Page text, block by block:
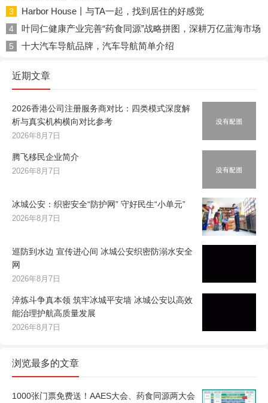
3 Harbor House丨与TA一起，找到居住的好感觉
4 叶同仁健康产业完善“药食同源”战略拼图，深耕万亿蓝海市场
5 十大汽车导航品牌，汽车导航简单介绍
近期文章
2026香港公司注册服务商对比：四类模式深度解
析与真实机构横向对比参考
2026年8月7日
腾飞移民企业简介
2026年8月7日
冰城公安：织密安全“防护网” 守好民生“小单元”
2026年8月7日
巡防到水边 宣传进心间 冰城公安织密防溺水安全
网
2026年8月7日
淬炼斗争真本领 筑牢冰城平安墙 冰城公安以高效
能治理护航高质量发展
2026年8月7日
浏览最多的文章
1000张门票免费送！AAES大会、药食同源两大会